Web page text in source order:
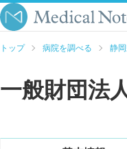
トップ 病院を調べる 静
一般財団法